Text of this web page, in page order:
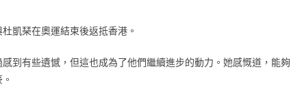
凱琹在奧運結束後返抵香港。
到有些遺憾，但這也成為了他們繼續進步的動力。她感慨道，能夠